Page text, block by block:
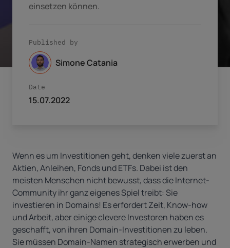
einsetzen können.
Published by
Simone Catania
Date
15.07.2022
Wenn es um Investitionen geht, denken viele zuerst an
Aktien, Anleihen, Fonds und ETFs. Dabei ist den
meisten Menschen nicht bewusst, dass die Internet-
Community ihr ganz eigenes Spiel treibt: Sie
investieren in Domains! Es erfordert Zeit, Know-how
und Arbeit, aber einige clevere Investoren haben es
geschafft, von ihren Domain-Investitionen zu leben.
Sie müssen Domain-Namen strategisch erwerben und